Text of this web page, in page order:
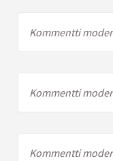
Kommentti
Kommentti
Kommentti